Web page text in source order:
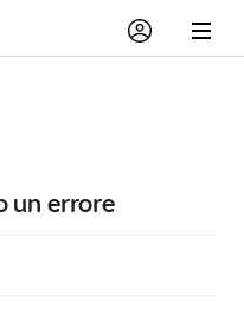
un errore